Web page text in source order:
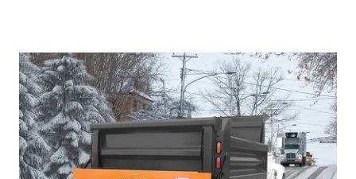
as provide opportunities for more jobs in and around
the Chilton area. Aebi Schmidt currently achieves
25% of its turnover in North America and has a clear
ambition for further growth.